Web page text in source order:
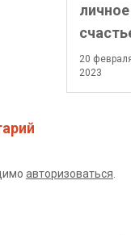
личное
20
2023
авторизоваться